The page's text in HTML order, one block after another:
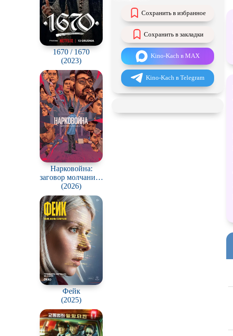
1670 / 1670
(2023)
Нарковойна:
заговор молчания /
Drug War: A
Conspiracy of Silence
(2026)
Фейк
(2025)
Сохранить в избранное
Сохранить в закладки
Kino-Kach в MAX
Kino-Kach в Telegram